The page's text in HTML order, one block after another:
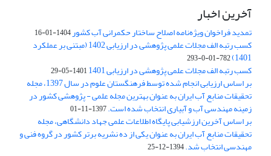
آخرین اخبار
تمدید فراخوان ویژه‌نامه اصلاح ساختار حکمرانی آب کشور1404-01-16
کسب رتبه الف مجلات علمی پژوهشی در ارزیابی 1402 (مبتنی بر عملکرد
1401)
782-01-0-293
کسب رتبه الف مجلات علمی پژوهشی در ارزیابی 1401 1401-05-29
بر اساس ارزیابی انجام شده توسط فرهنگستان علوم در سال 1397، مجله
تحقیقات منابع آب ایران به عنوان بهترین مجله علمی - پژوهشی کشور در
زمینه مهندسی آب و آبیاری انتخاب شده است.1397-11-01
بر اساس آخرین ارزشیابی پایگاه اطلاعات علمی جهاد دانشگاهی، مجله
تحقیقات منابع آب ایران به عنوان یکی از ده نشریه برتر کشور در گروه فنی و
مهندسی انتخاب شد.1394-12-25